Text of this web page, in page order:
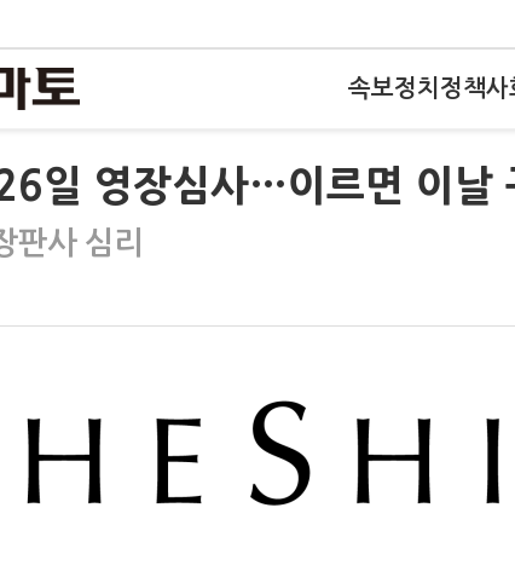
속보정치 정책사
일 영장심사…이르면 이날
판사 심리